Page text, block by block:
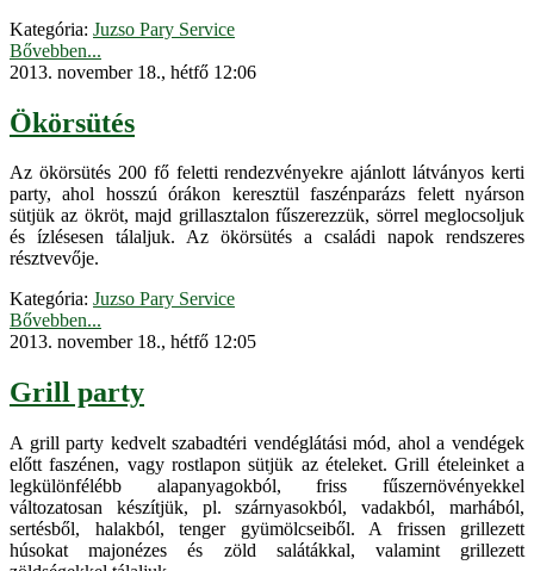
Kategória: Juzso Pary Service
Bővebben...
2013. november 18., hétfő 12:06
Ökörsütés
Az ökörsütés 200 fő feletti rendezvényekre ajánlott látványos kerti
party, ahol hosszú órákon keresztül faszénparázs felett nyárson
sütjük az ökröt, majd grillasztalon fűszerezzük, sörrel meglocsoljuk
és ízlésesen tálaljuk. Az ökörsütés a családi napok rendszeres
résztvevője.
Kategória: Juzso Pary Service
Bővebben...
2013. november 18., hétfő 12:05
Grill party
A grill party kedvelt szabadtéri vendéglátási mód, ahol a vendégek
előtt faszénen, vagy rostlapon sütjük az ételeket. Grill ételeinket a
legkülönfélébb alapanyagokból, friss fűszernövényekkel
változatosan készítjük, pl. szárnyasokból, vadakból, marhából,
sertésből, halakból, tenger gyümölcseiből. A frissen grillezett
húsokat majonézes és zöld salátákkal, valamint grillezett